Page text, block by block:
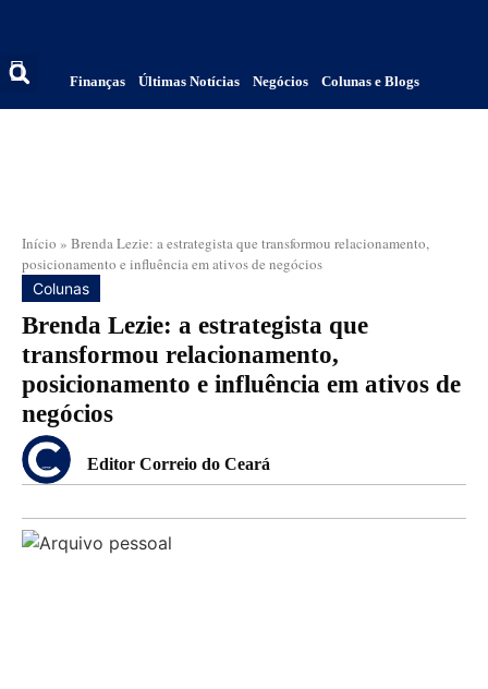
Finanças Últimas Notícias Negócios Colunas e Blogs
Início » Brenda Lezie: a estrategista que transformou relacionamento,
posicionamento e influência em ativos de negócios
Colunas
Brenda Lezie: a estrategista que
transformou relacionamento,
posicionamento e influência em ativos de
negócios
Editor Correio do Ceará